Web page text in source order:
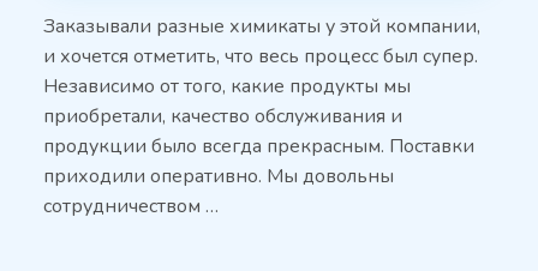
Заказывали разные химикаты у этой компании,
и хочется отметить, что весь процесс был супер.
Независимо от того, какие продукты мы
приобретали, качество обслуживания и
продукции было всегда прекрасным. Поставки
приходили оперативно. Мы довольны
сотрудничеством …